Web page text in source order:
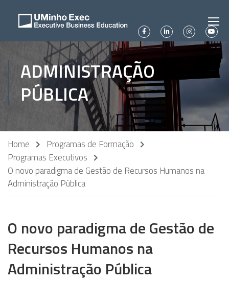
ADMINISTRAÇÃO
PÚBLICA
Home
Programas de Formação
Programas Executivos
O novo paradigma de Gestão de Recursos Humanos na
Administração Pública
O novo paradigma de Gestão de
Recursos Humanos na
Administração Pública